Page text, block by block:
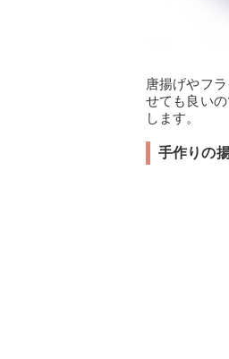
唐揚げやフ
せても良い
します。
手作りの